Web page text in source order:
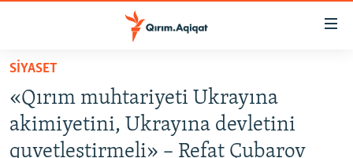
Esas
qaytmaq
Baş
navigatsiyağa
SİYASET
İQTİSADİYAT
SİYASET
«Qırım muhtariyeti Ukrayına
akimiyetini, Ukrayına devletini
quvetleştirmeli» – Refat Çubarov